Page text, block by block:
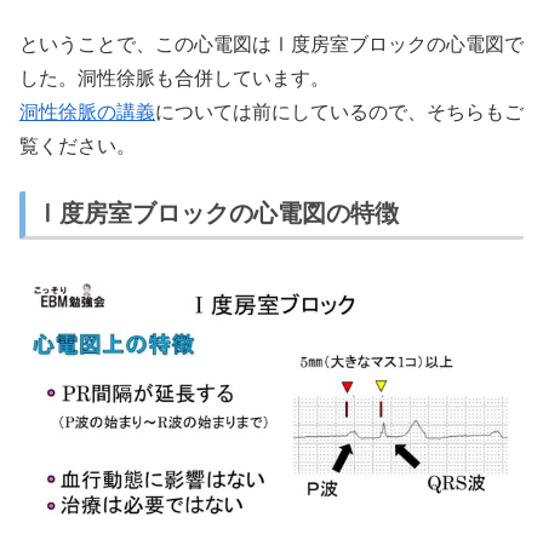
ということで、この心電図はⅠ度房室ブロックの心電図で
した。洞性徐脈も合併しています。
洞性徐脈の講義については前にしているので、そちらもご
覧ください。
Ⅰ度房室ブロックの心電図の特徴